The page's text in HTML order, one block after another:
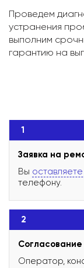
Проведем
устранения
выполним
гарантию на
1
Заявка на
Вы оставляете
телефону.
2
Согласование
Оператор,